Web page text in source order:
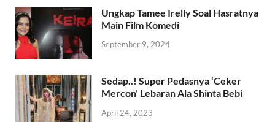
Ungkap Tamee Irelly Soal Hasratnya
Main Film Komedi
September 9, 2024
Sedap..! Super Pedasnya ‘Ceker
Mercon’ Lebaran Ala Shinta Bebi
April 24, 2023